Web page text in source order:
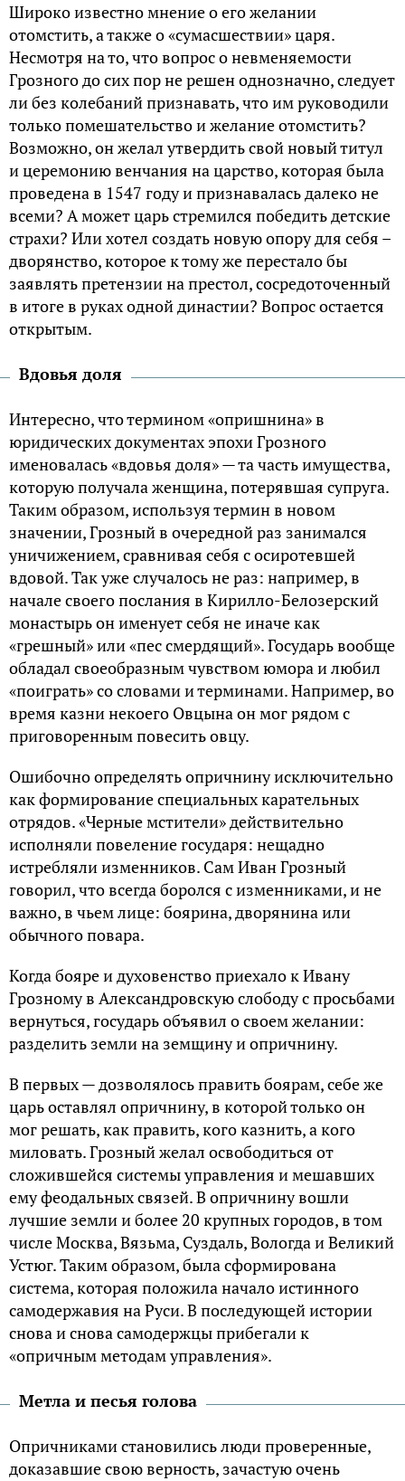
Широко известно мнение о его желании
отомстить, а также о «сумасшествии» царя.
Несмотря на то, что вопрос о невменяемости
Грозного до сих пор не решен однозначно, следует
ли без колебаний признавать, что им руководили
только помешательство и желание отомстить?
Возможно, он желал утвердить свой новый титул
и церемонию венчания на царство, которая была
проведена в 1547 году и признавалась далеко не
всеми? А может царь стремился победить детские
страхи? Или хотел создать новую опору для себя –
дворянство, которое к тому же перестало бы
заявлять претензии на престол, сосредоточенный
в итоге в руках одной династии? Вопрос остается
открытым.
Вдовья доля
Интересно, что термином «опришнина» в
юридических документах эпохи Грозного
именовалась «вдовья доля» — та часть имущества,
которую получала женщина, потерявшая супруга.
Таким образом, используя термин в новом
значении, Грозный в очередной раз занимался
уничижением, сравнивая себя с осиротевшей
вдовой. Так уже случалось не раз: например, в
начале своего послания в Кирилло-Белозерский
монастырь он именует себя не иначе как
«грешный» или «пес смердящий». Государь вообще
обладал своеобразным чувством юмора и любил
«поиграть» со словами и терминами. Например, во
время казни некоего Овцына он мог рядом с
приговоренным повесить овцу.
Ошибочно определять опричнину исключительно
как формирование специальных карательных
отрядов. «Черные мстители» действительно
исполняли повеление государя: нещадно
истребляли изменников. Сам Иван Грозный
говорил, что всегда боролся с изменниками, и не
важно, в чьем лице: боярина, дворянина или
обычного повара.
Когда бояре и духовенство приехало к Ивану
Грозному в Александровскую слободу с просьбами
вернуться, государь объявил о своем желании:
разделить земли на земщину и опричнину.
В первых — дозволялось править боярам, себе же
царь оставлял опричнину, в которой только он
мог решать, как править, кого казнить, а кого
миловать. Грозный желал освободиться от
сложившейся системы управления и мешавших
ему феодальных связей. В опричнину вошли
лучшие земли и более 20 крупных городов, в том
числе Москва, Вязьма, Суздаль, Вологда и Великий
Устюг. Таким образом, была сформирована
система, которая положила начало истинного
самодержавия на Руси. В последующей истории
снова и снова самодержцы прибегали к
«опричным методам управления».
Метла и песья голова
Опричниками становились люди проверенные,
доказавшие свою верность, зачастую очень